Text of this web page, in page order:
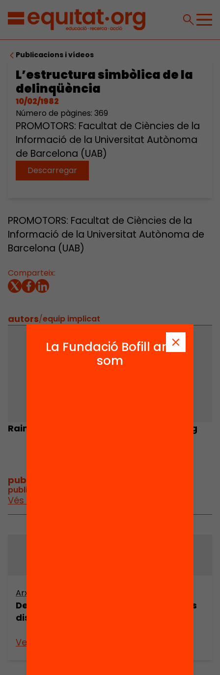
Publicacions i vídeos
L’estructura simbòlica de la
delinqüència
10/02/1982
Número de pàgines: 369
PROMOTORS: Facultat de Ciències de la
Informació de la Universitat Autònoma
de Barcelona (UAB)
Descarregar
Comparteix:
PROMOTORS: Facultat de Ciències de la
Informació de la Universitat Autònoma de
Barcelona (UAB)
autors/equip implicat
Raimon Bonal Santiago Mir Puig
publicacions i vídeos
publicacions i vídeos relacionats
Vés a publicacions i vídeos
Arxiu
Delinqüència i
dissocialitat
Veure’n més
El col.lectiu dels
La Fundació Bofill ara
som